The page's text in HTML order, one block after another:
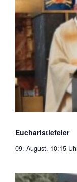
Eucharistiefeier
09. August, 10:15